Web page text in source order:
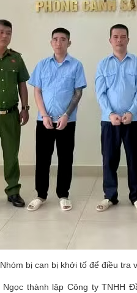
Nhóm bị can bị khởi tố để điều tra
thành lập Công ty TNHH